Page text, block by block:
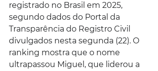
registrado no Brasil em 2025,
segundo dados do Portal da
Transparência do Registro Civil
divulgados nesta segunda (22). O
ranking mostra que o nome
ultrapassou Miguel, que liderou a